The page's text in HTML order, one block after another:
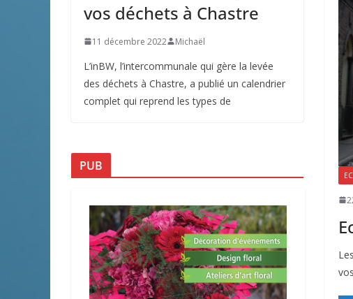
vos déchets à Chastre
11 décembre 2022 Michaël
L’inBW, l’intercommunale qui gère la levée
des déchets à Chastre, a publié un calendrier
complet qui reprend les types de
PUB